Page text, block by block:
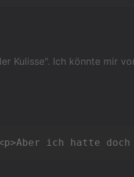
Kulisse". Ich könnte mir
ich hatte doch